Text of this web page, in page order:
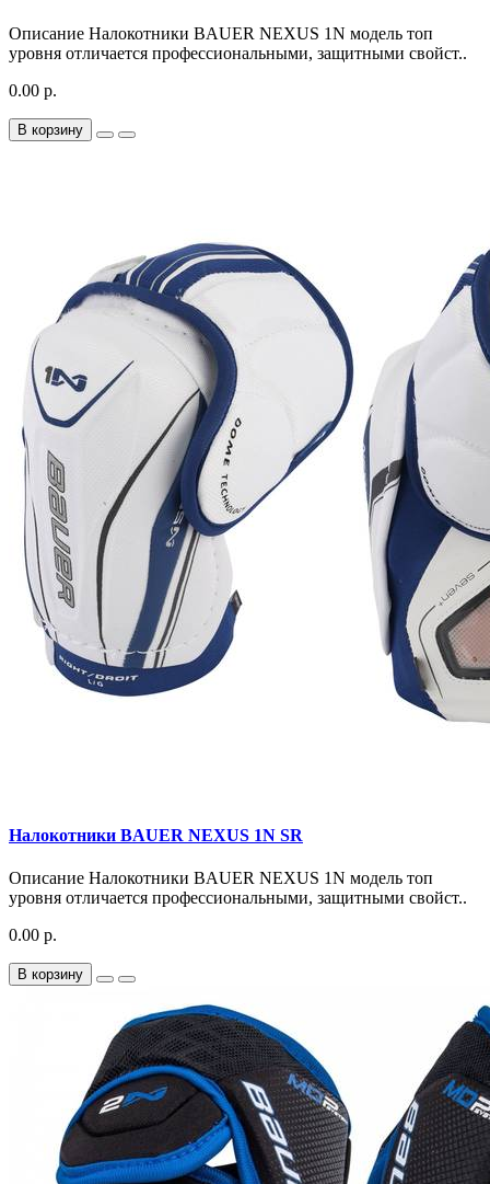
Описание Налокотники BAUER NEXUS 1N модель топ
уровня отличается профессиональными, защитными свойст..
0.00 р.
В корзину
Налокотники BAUER NEXUS 1N SR
Описание Налокотники BAUER NEXUS 1N модель топ
уровня отличается профессиональными, защитными свойст..
0.00 р.
В корзину